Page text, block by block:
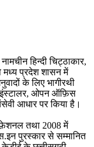
हिन्दी चिट्ठाकार,
प्रदेश शासन में
के लिए भागीरथी
इंस्टालर, ओपन ऑफ़िस
आधार पर किया है।
तथा 2008 में
पुरस्कार से सम्मानित